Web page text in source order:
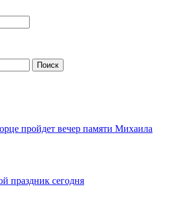
пройдет вечер памяти Михаила
праздник сегодня